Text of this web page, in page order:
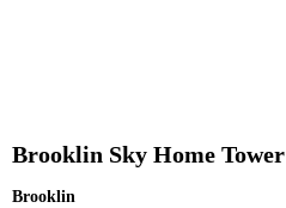
Brooklin Sky Home Tower
Brooklin